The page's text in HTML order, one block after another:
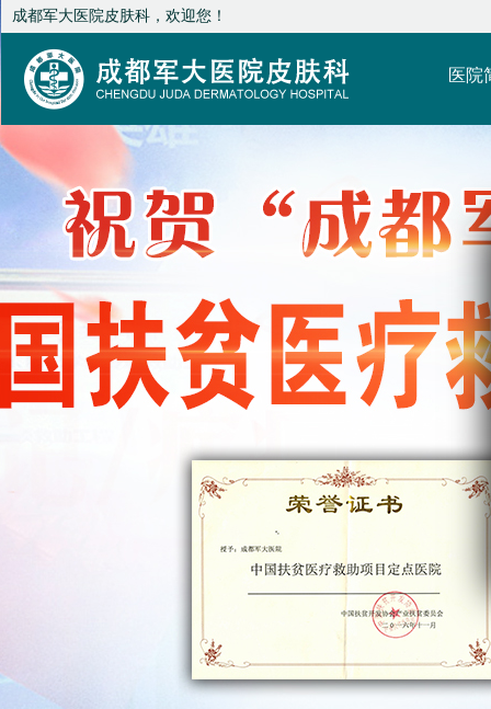
成都军大医院皮肤科，欢迎您！
医院